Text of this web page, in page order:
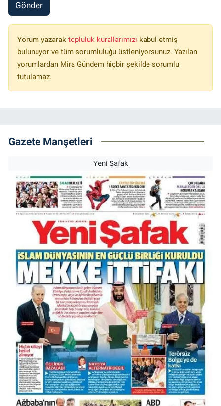
Gönder
Yorum yazarak topluluk kurallarımızı kabul etmiş
bulunuyor ve tüm sorumluluğu üstleniyorsunuz. Yazılan
yorumlardan Mira Gündem hiçbir şekilde sorumlu
tutulamaz.
Gazete Manşetleri
Yeni Şafak